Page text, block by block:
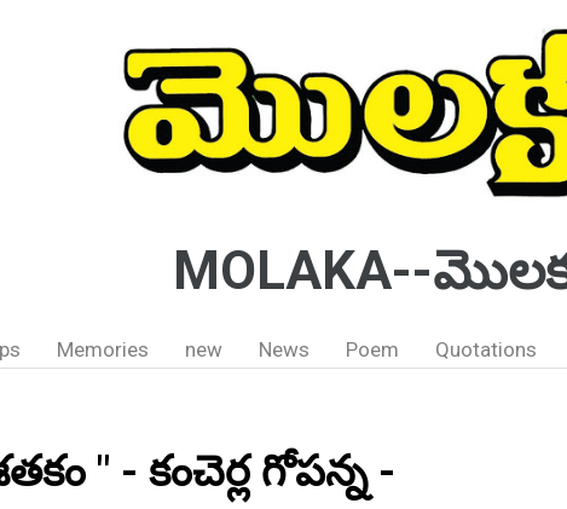
MOLAKA--
Memories new News Poem Quotations
" - కంచెర్ల గోపన్న -